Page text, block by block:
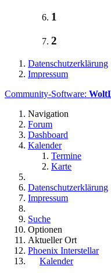
1
2
Datenschutzerklärung
Impressum
Community-Software:
Navigation
Forum
Dashboard
Kalender
Termine
Karte
Datenschutzerklärung
Impressum
Suche
Optionen
Aktueller Ort
Phoenix Interstellar
Kalender